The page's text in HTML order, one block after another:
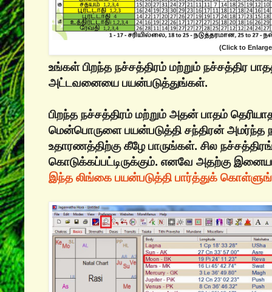
(Click to
உங்கள் பிறந்த‌ நச்சத்திரம் மற்றும் நச்சத்திர
அட்டவனையை பயன்படுத்துங்கள்.
பிறந்த நச்சத்திரம் மற்றும் அதன் பாதம்
மென்பொருளை பயன்படுத்தி சந்திரன் அமர்ந்த
உதாரணத்திற்கு கீழே பாருங்கள். சில
கொடுக்கப்பட்டிருக்கும். எனவே அதற்கு
இந்த லிங்கை பயன்படுத்தி பார்த்துக்